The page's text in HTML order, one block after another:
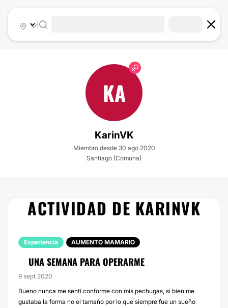
|
KA
KarinVK
Miembro desde 30 ago 2020
Santiago (Comuna)
ACTIVIDAD DE KARINVK
Experiencia AUMENTO MAMARIO
UNA SEMANA PARA OPERARME
9 sept 2020
Bueno nunca me sentí conforme con mis pechugas, si bien me
gustaba la forma no el tamaño por lo que siempre fue un sueño